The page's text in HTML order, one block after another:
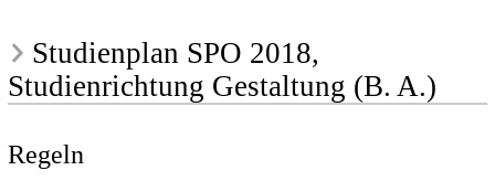
Studienplan SPO 2018,
Studienrichtung Gestaltung (B. A.)
Regeln